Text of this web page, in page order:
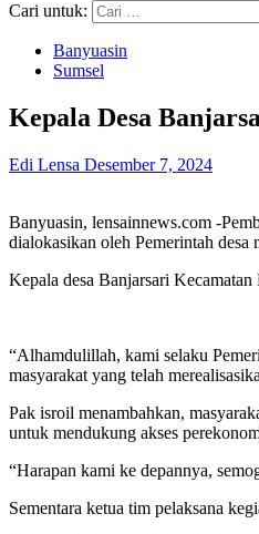
Cari untuk:
Banyuasin
Sumsel
Kepala Desa
Edi Lensa Desember 7, 2024
Banyuasin, lensainnews.com -
dialokasikan oleh Pemerintah
Kepala desa Banjarsari
“Alhamdulillah, kami selaku
masyarakat yang telah
Pak isroil menambahkan,
untuk mendukung akses
“Harapan kami ke depannya,
Sementara ketua tim pelaksana